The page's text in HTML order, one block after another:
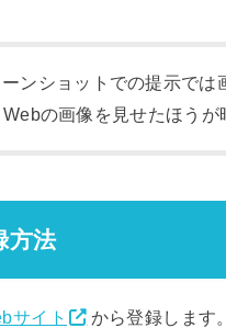
ーンショットでの提示で
の画像を見せたほうが
方法
サイト から登録します。